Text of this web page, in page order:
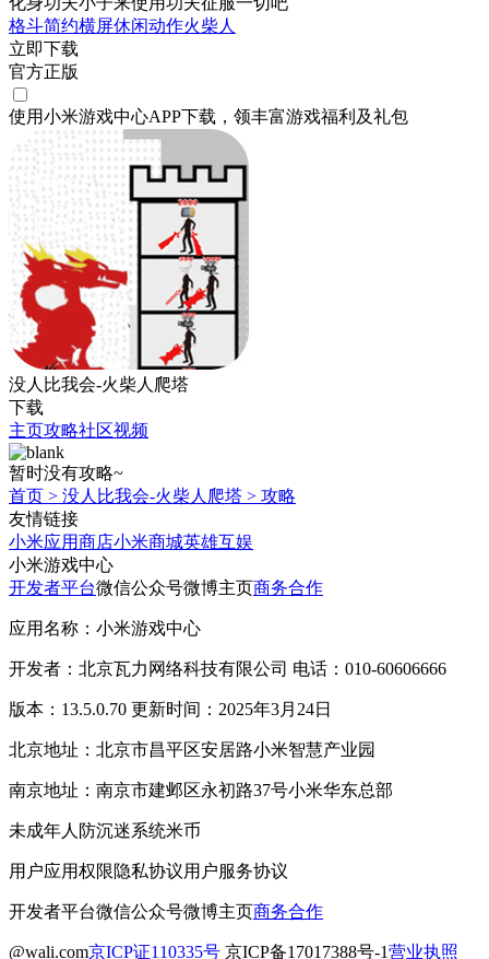
格斗简约横屏休闲动作火柴人
立即下载
官方正版
使用小米游戏中心APP下载 ，领丰富游戏福利 及礼包
没人比我会-火柴人爬塔
下载
主页攻略社区视频
暂时没有攻略~
首页 > 没人比我会-火柴人爬塔 > 攻略
友情链接
小米应用商店小米商城英雄互娱
小米游戏中心
开发者平台微信公众号微博主页商务合作
应用名称：小米游戏中心
开发者：北京瓦力网络科技有限公司 电话：010-60606666
版本：13.5.0.70 更新时间：2025年3月24日
北京地址：北京市昌平区安居路小米智慧产业园
南京地址：南京市建邺区永初路37号小米华东总部
未成年人防沉迷系统米币
用户应用权限隐私协议用户服务协议
开发者平台微信公众号微博主页商务合作
@wali.com京ICP证110335号 京ICP备17017388号-1营业执照